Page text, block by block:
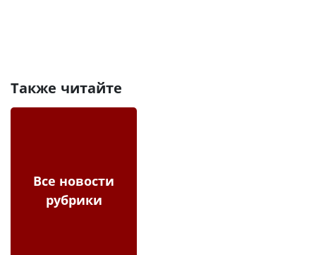
Также читайте
Все новости
рубрики